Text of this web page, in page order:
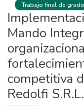
Trabajo final de grado
Mando
competitiva
Redolfi S.R.L.